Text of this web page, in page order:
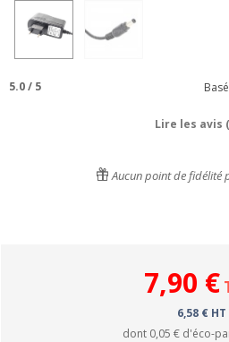
5.0/ 5
Lire les avis
Aucun point de fidélité
7,90 €
6,58 € HT
dont 0,05 € d'éco-